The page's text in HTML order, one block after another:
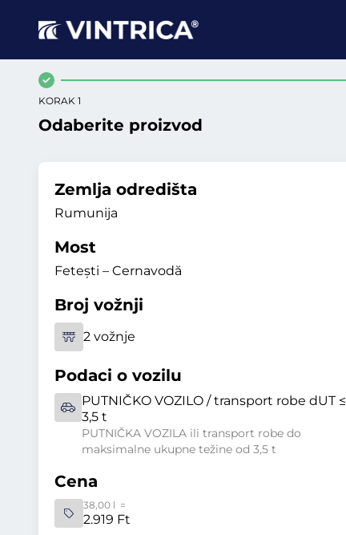
KORAK 1
Odaberite proizvod
Zemlja odredišta
Rumunija
Most
Fetești – Cernavodă
Broj vožnji
2 vožnje
Podaci o vozilu
PUTNIČKO VOZILO / transport robe dUT ≤
3,5 t
PUTNIČKA VOZILA ili transport robe do
maksimalne ukupne težine od 3,5 t
Cena
38,00 l =
2.919 Ft